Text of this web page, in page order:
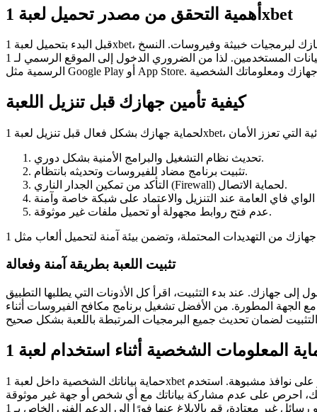
أهمية التحقق من مصدر تحميل لعبة 1xbet
قبل البدء بتحميل لعبة 1xbet، يجب التأكد من أن المصدر الذي تقوم بالتحميل منه رسمي وموثوق. التحميل من مواقع غير رسمية أو من روابط مجهولة قد يعرض جهازك لبرمجيات خبيثة وفيروسات. النسخ
المعدلة للعبة غالبًا ما تحتوي على برامج تجسس أو فيروسات تهدف إلى سرقة بيانات المستخدمين. لذا من الضروري الدخول إلى الموقع الرسمي لـ 1xbet أو استخدام تطبيقات معتمدة عبر متاجر التطبيقات
كيفية تأمين جهازك قبل تنزيل اللعبة
تحديث نظام التشغيل والبرامج الأمنية بشكل دوري.
تثبيت برنامج مضاد للفيروسات وتحديثه بانتظام.
التأكد من تمكين الجدار الناري (Firewall) لحماية الاتصال.
عدم فتح روابط مجهولة أو تحميل ملفات غير موثوقة.
تثبيت اللعبة بطريقة آمنة وفعالة
جهازك. عند بدء التثبيت، اقرأ كل الأذونات التي يطلبها التطبيق
الجهة المطورة. من الأفضل تشغيل برنامج مكافح الفيروسات أثناء
حماية بياناتك الشخصية داخل لعبة 1xbet لا تقل أهمية عن حماية جهازك. يجب تجنب إدخال معلومات حساسة مثل بيانات البطاقة البنكية أو كلمات المرور في أماكن غير معروفة أو على نوافذ مشبوهة. استخدم
احرص على عدم مشاركة بياناتك مع أي شخص أو جهة غير موثوقة